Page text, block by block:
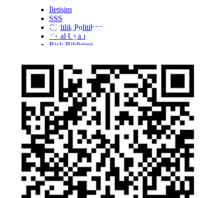
İletişim
SSS
Gizlilik Politikası
Yasal Uyarı
Risk Bildirimi
YTM - Zamanaşımına Uğrayacak Emanet ve
Alacaklar
Olağanüstü Piyasa Koşulları
Bilgi Toplumu Hizmetleri
TwittLinkYoutWhatsapp